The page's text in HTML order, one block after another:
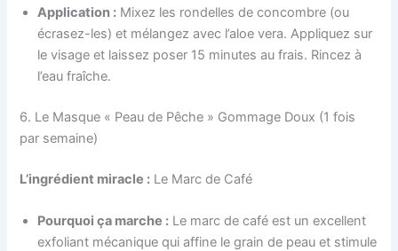
Application : Mixez les rondelles de concombre (ou
écrasez-les) et mélangez avec l’aloe vera. Appliquez sur
le visage et laissez poser 15 minutes au frais. Rincez à
l’eau fraîche.
6. Le Masque « Peau de Pêche » Gommage Doux (1 fois
par semaine)
L’ingrédient miracle : Le Marc de Café
Pourquoi ça marche : Le marc de café est un excellent
exfoliant mécanique qui affine le grain de peau et stimule